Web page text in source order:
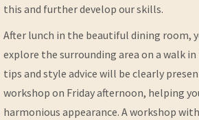
this and further develop our skills.
After lunch in the beautiful dining room,
explore the surrounding area on a walk
tips and style advice will be clearly
workshop on Friday afternoon, helping
harmonious appearance. A workshop